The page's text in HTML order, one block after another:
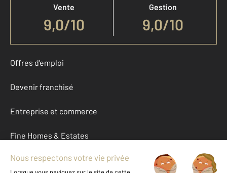
Vente
9,0/10
Gestion
9,0/10
Offres d'emploi
Devenir franchisé
Entreprise et commerce
Fine Homes & Estates
À propos